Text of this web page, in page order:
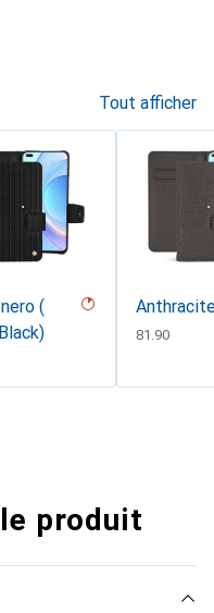
Tout afficher
(
CHF
81.90
produit